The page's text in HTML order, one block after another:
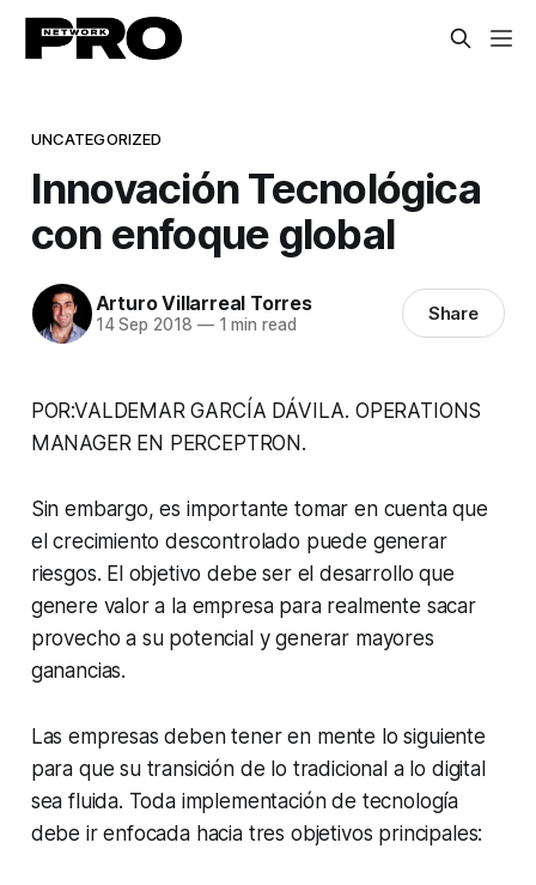
UNCATEGORIZED
Innovación Tecnológica
con enfoque global
Arturo Villarreal Torres
14 Sep 2018 —1 min read Share
POR:VALDEMAR GARCÍA DÁVILA. OPERATIONS
MANAGER EN PERCEPTRON.
Sin embargo, es importante tomar en cuenta que
el crecimiento descontrolado puede generar
riesgos. El objetivo debe ser el desarrollo que
genere valor a la empresa para realmente sacar
provecho a su potencial y generar mayores
ganancias.
Las empresas deben tener en mente lo siguiente
para que su transición de lo tradicional a lo digital
sea fluida. Toda implementación de tecnología
debe ir enfocada hacia tres objetivos principales: